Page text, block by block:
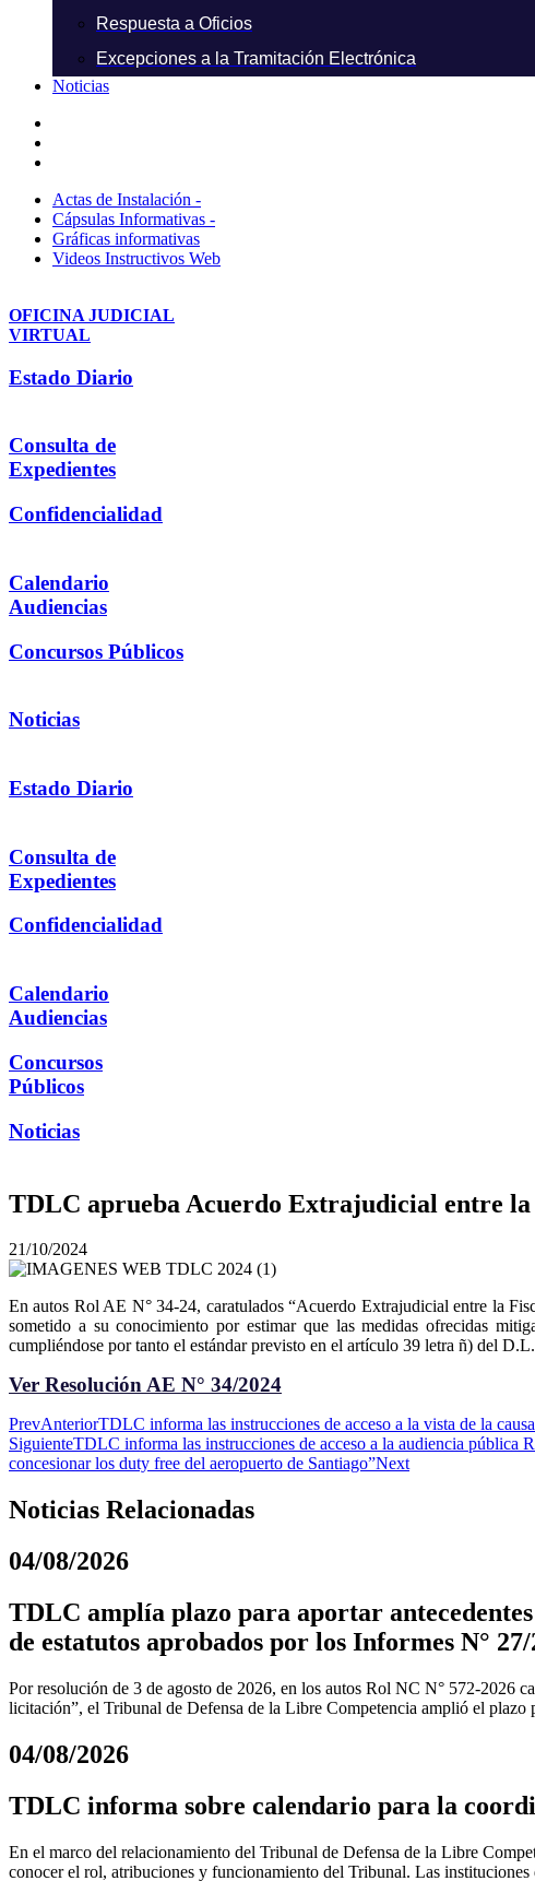
Respuesta a Oficios
Excepciones a la Tramitación Electrónica
Noticias
Actas de Instalación -
Cápsulas Informativas -
Gráficas informativas
Videos Instructivos Web
OFICINA JUDICIAL
VIRTUAL
Estado Diario
Consulta de
Expedientes
Confidencialidad
Calendario
Audiencias
Concursos Públicos
Noticias
Estado Diario
Consulta de
Expedientes
Confidencialidad
Calendario
Audiencias
Concursos
Públicos
Noticias
TDLC aprueba Acuerdo Extrajudicial entre la
21/10/2024
En autos Rol AE N° 34-24, caratulados “Acuerdo Extrajudicial entre la
sometido a su conocimiento por estimar que las medidas ofrecidas
cumpliéndose por tanto el estándar previsto en el artículo 39 letra ñ) del
Ver Resolución AE N° 34/2024
PrevAnteriorTDLC informa las instrucciones de acceso a la vista de la
SiguienteTDLC informa las instrucciones de acceso a la audiencia pública
concesionar los duty free del aeropuerto de Santiago”Next
Noticias Relacionadas
04/08/2026
TDLC amplía plazo para aportar
de estatutos aprobados por los Informes N°
Por resolución de 3 de agosto de 2026, en los autos Rol NC N° 572-2026
licitación”, el Tribunal de Defensa de la Libre Competencia amplió el
04/08/2026
TDLC informa sobre calendario para la
En el marco del relacionamiento del Tribunal de Defensa de la Libre
conocer el rol, atribuciones y funcionamiento del Tribunal. Las